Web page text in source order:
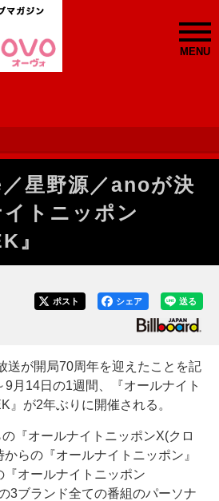
MENU
星野源／anoが決
トニッポン
』
送る
シェア
ポスト
が開局70周年を迎えたことを記
月14日の1週間、『オールナイト
』が2年ぶりに開催される。
『オールナイトニッポンX(クロ
らの『オールナイトニッポン』
『オールナイトニッポン
3ブランド全ての番組のパーソナ